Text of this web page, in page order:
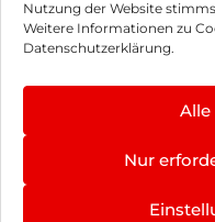
Nutzung der Website
Weitere Informationen zu
Datenschutzerklärung.
Alle
Nur
Impressum
Hinweis zur